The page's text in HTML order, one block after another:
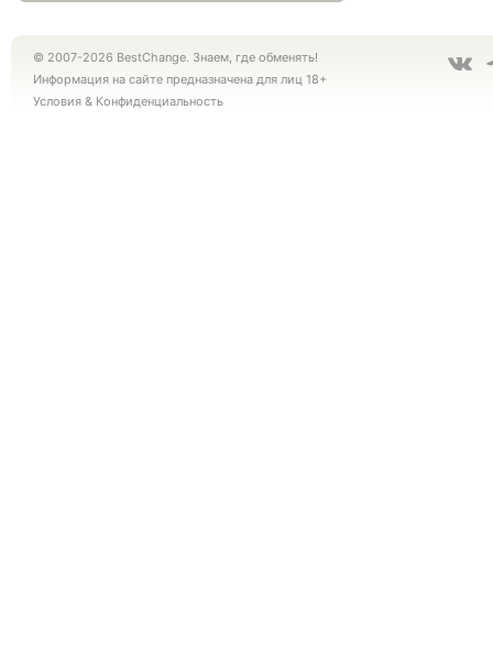
© 2007-2026 BestChange. Знаем, где обменять!
Информация на сайте предназначена для лиц 18+
Условия & Конфиденциальность